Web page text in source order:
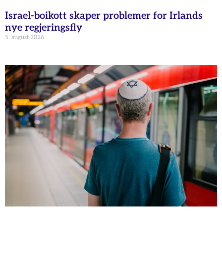
Israel-boikott skaper problemer for Irlands
nye regjeringsfly
5. august 2026